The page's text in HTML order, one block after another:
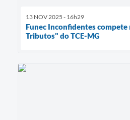
13 NOV 2025 - 16h29
Funec Inconfidentes compete
Tributos" do TCE-MG